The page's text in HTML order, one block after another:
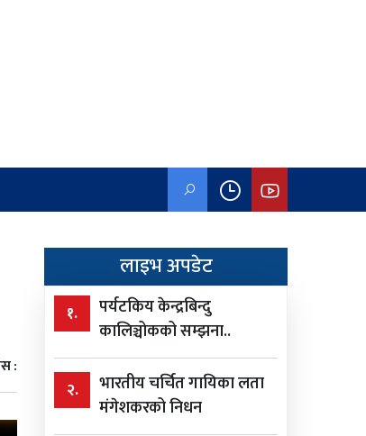
:
लाइभ अपडेट
१.
पर्यटकिय केन्द्रबिन्दु
कालिञ्चोकको सम्झना..
२.
भारतीय चर्चित गायिका लता
मंगेशकरको निधन